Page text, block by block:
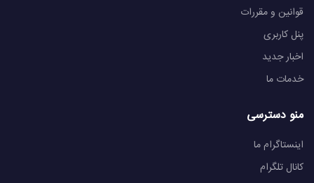
قوانین و مقررات
پنل کاربری
اخبار جدید
خدمات ما
منو دسترسی
اینستاگرام ما
کانال تلگرام